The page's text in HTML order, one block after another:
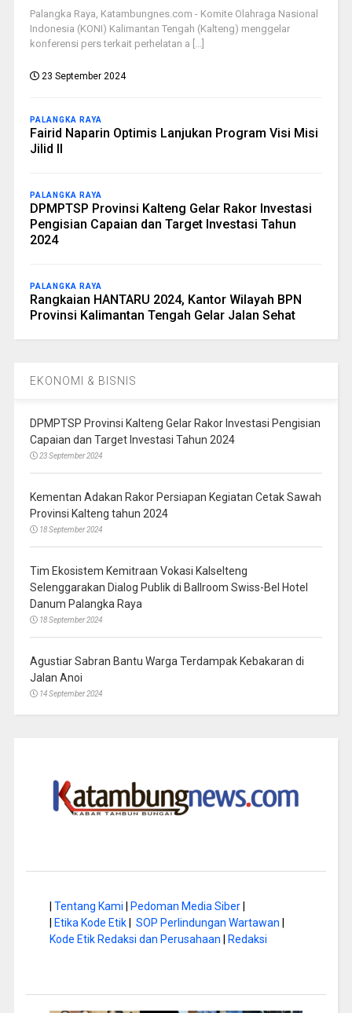
Palangka Raya, Katambungnes.com - Komite Olahraga Nasional
Indonesia (KONI) Kalimantan Tengah (Kalteng) menggelar
konferensi pers terkait perhelatan a [...]
23 September 2024
PALANGKA RAYA
Fairid Naparin Optimis Lanjukan Program Visi Misi
Jilid II
PALANGKA RAYA
DPMPTSP Provinsi Kalteng Gelar Rakor Investasi
Pengisian Capaian dan Target Investasi Tahun
2024
PALANGKA RAYA
Rangkaian HANTARU 2024, Kantor Wilayah BPN
Provinsi Kalimantan Tengah Gelar Jalan Sehat
EKONOMI & BISNIS
DPMPTSP Provinsi Kalteng Gelar Rakor Investasi Pengisian
Capaian dan Target Investasi Tahun 2024
23 September 2024
Kementan Adakan Rakor Persiapan Kegiatan Cetak Sawah
Provinsi Kalteng tahun 2024
18 September 2024
Tim Ekosistem Kemitraan Vokasi Kalselteng
Selenggarakan Dialog Publik di Ballroom Swiss-Bel Hotel
Danum Palangka Raya
18 September 2024
Agustiar Sabran Bantu Warga Terdampak Kebakaran di
Jalan Anoi
14 September 2024
Tentang Kami Pedoman Media Siber|
Etika Kode Etik| SOP Perlindungan Wartawan
Kode Etik Redaksi dan Perusahaan
Redaksi